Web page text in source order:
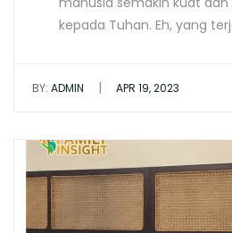
kepada Tuhan. Eh, yang
BY: ADMIN | APR 19, 2023